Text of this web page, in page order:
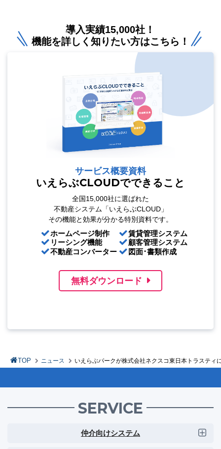
導入実績15,000社！
機能を詳しく知りたい方はこちら！
サービス概要資料
いえらぶCLOUDでできること
全国15,000社に選ばれた
不動産システム「いえらぶCLOUD」
その機能と効果が分かる特別資料です。
ホームページ制作
リーシング機能
不動産コンバーター
賃貸管理システム
顧客管理システム
図面･書類作成
無料ダウンロード
TOP ニュース いえらぶパークが株式会社ネクスコ東日本トラスティ
SERVICE
仲介向けシステム